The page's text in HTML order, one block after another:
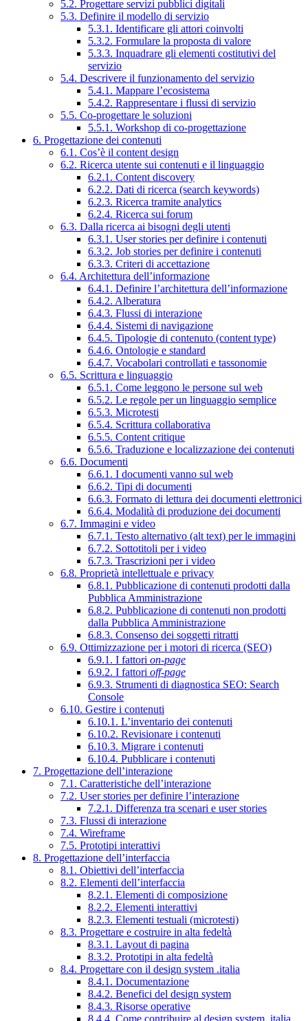
5.2. Progettare servizi pubblici digitali
5.3. Definire il modello di servizio
5.3.1. Identificare gli attori coinvolti
5.3.2. Formulare la proposta di valore
5.3.3. Inquadrare gli elementi costitutivi del
servizio
5.4. Descrivere il funzionamento del servizio
5.4.1. Mappare l’ecosistema
5.4.2. Rappresentare i flussi di servizio
5.5. Co-progettare le soluzioni
5.5.1. Workshop di co-progettazione
6. Progettazione dei contenuti
6.1. Cos’è il content design
6.2. Ricerca utente sui contenuti e il linguaggio
6.2.1. Content discovery
6.2.2. Dati di ricerca (search keywords)
6.2.3. Ricerca tramite analytics
6.2.4. Ricerca sui forum
6.3. Dalla ricerca ai bisogni degli utenti
6.3.1. User stories per definire i contenuti
6.3.2. Job stories per definire i contenuti
6.3.3. Criteri di accettazione
6.4. Architettura dell’informazione
6.4.1. Definire l’architettura dell’informazione
6.4.2. Alberatura
6.4.3. Flussi di interazione
6.4.4. Sistemi di navigazione
6.4.5. Tipologie di contenuto (content type)
6.4.6. Ontologie e standard
6.4.7. Vocabolari controllati e tassonomie
6.5. Scrittura e linguaggio
6.5.1. Come leggono le persone sul web
6.5.2. Le regole per un linguaggio semplice
6.5.3. Microtesti
6.5.4. Scrittura collaborativa
6.5.5. Content critique
6.5.6. Traduzione e localizzazione dei contenuti
6.6. Documenti
6.6.1. I documenti vanno sul web
6.6.2. Tipi di documenti
6.6.3. Formato di lettura dei documenti elettronici
6.6.4. Modalità di produzione dei documenti
6.7. Immagini e video
6.7.1. Testo alternativo (alt text) per le immagini
6.7.2. Sottotitoli per i video
6.7.3. Trascrizioni per i video
6.8. Proprietà intellettuale e privacy
6.8.1. Pubblicazione di contenuti prodotti dalla
Pubblica Amministrazione
6.8.2. Pubblicazione di contenuti non prodotti
dalla Pubblica Amministrazione
6.8.3. Consenso dei soggetti ritratti
6.9. Ottimizzazione per i motori di ricerca (SEO)
6.9.1. I fattori on-page
6.9.2. I fattori off-page
6.9.3. Strumenti di diagnostica SEO: Search
Console
6.10. Gestire i contenuti
6.10.1. L’inventario dei contenuti
6.10.2. Revisionare i contenuti
6.10.3. Migrare i contenuti
6.10.4. Pubblicare i contenuti
7. Progettazione dell’interazione
7.1. Caratteristiche dell’interazione
7.2. User stories per definire l’interazione
7.2.1. Differenza tra scenari e user stories
7.3. Flussi di interazione
7.4. Wireframe
7.5. Prototipi interattivi
8. Progettazione dell’interfaccia
8.1. Obiettivi dell’interfaccia
8.2. Elementi dell’interfaccia
8.2.1. Elementi di composizione
8.2.2. Elementi interattivi
8.2.3. Elementi testuali (microtesti)
8.3. Progettare e costruire in alta fedeltà
8.3.1. Layout di pagina
8.3.2. Prototipi in alta fedeltà
8.4. Progettare con il design system .italia
8.4.1. Documentazione
8.4.2. Benefici del design system
8.4.3. Risorse operative
8.4.4. Come contribuire al design system .italia